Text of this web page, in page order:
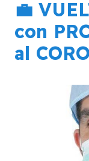
💼
con
al